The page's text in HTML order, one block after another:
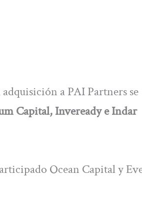
a PAI Partners se
Capital, Inveready e Indar
Ocean Capital y